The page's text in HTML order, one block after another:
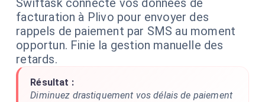
Swiftask connecte vos données de
facturation à Plivo pour envoyer des
rappels de paiement par SMS au moment
opportun. Finie la gestion manuelle des
retards.
Résultat :
Diminuez drastiquement vos délais de paiement